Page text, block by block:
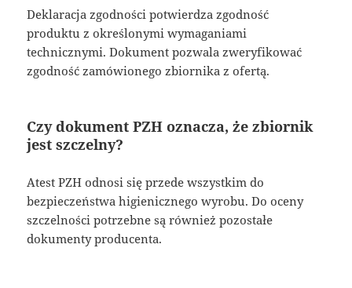
Deklaracja zgodności potwierdza zgodność
produktu z określonymi wymaganiami
technicznymi. Dokument pozwala zweryfikować
zgodność zamówionego zbiornika z ofertą.
Czy dokument PZH oznacza, że zbiornik
jest szczelny?
Atest PZH odnosi się przede wszystkim do
bezpieczeństwa higienicznego wyrobu. Do oceny
szczelności potrzebne są również pozostałe
dokumenty producenta.